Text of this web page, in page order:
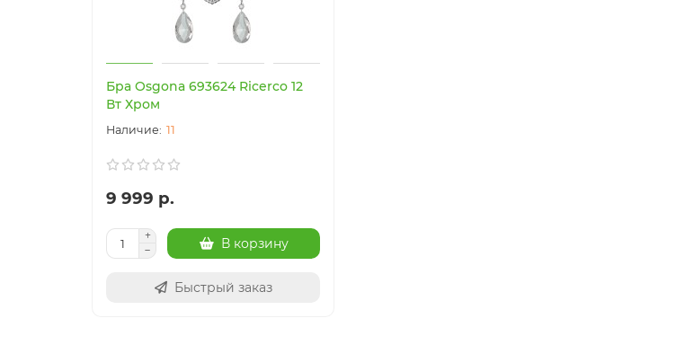
Бра Osgona 693624 Ricerco 12
Вт Хром
11
9 999 р.
В корзину
Быстрый заказ